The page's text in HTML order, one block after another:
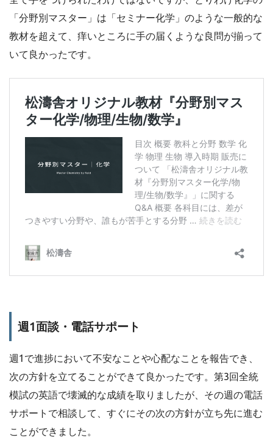
「分野別マスター」は「セミナー化学」のような一般的な
教材を超えて、痒いところに手の届くような良問が揃って
いて良かったです。
週1面談・電話サポート
週1で進捗において不安なことや心配なことを報告でき、
次の方針を立てることができて良かったです。第3回全統
模試の英語で壊滅的な成績を取りましたが、その週の電話
サポートで相談して、すぐにその次の方針が立ち先に進む
ことができました。